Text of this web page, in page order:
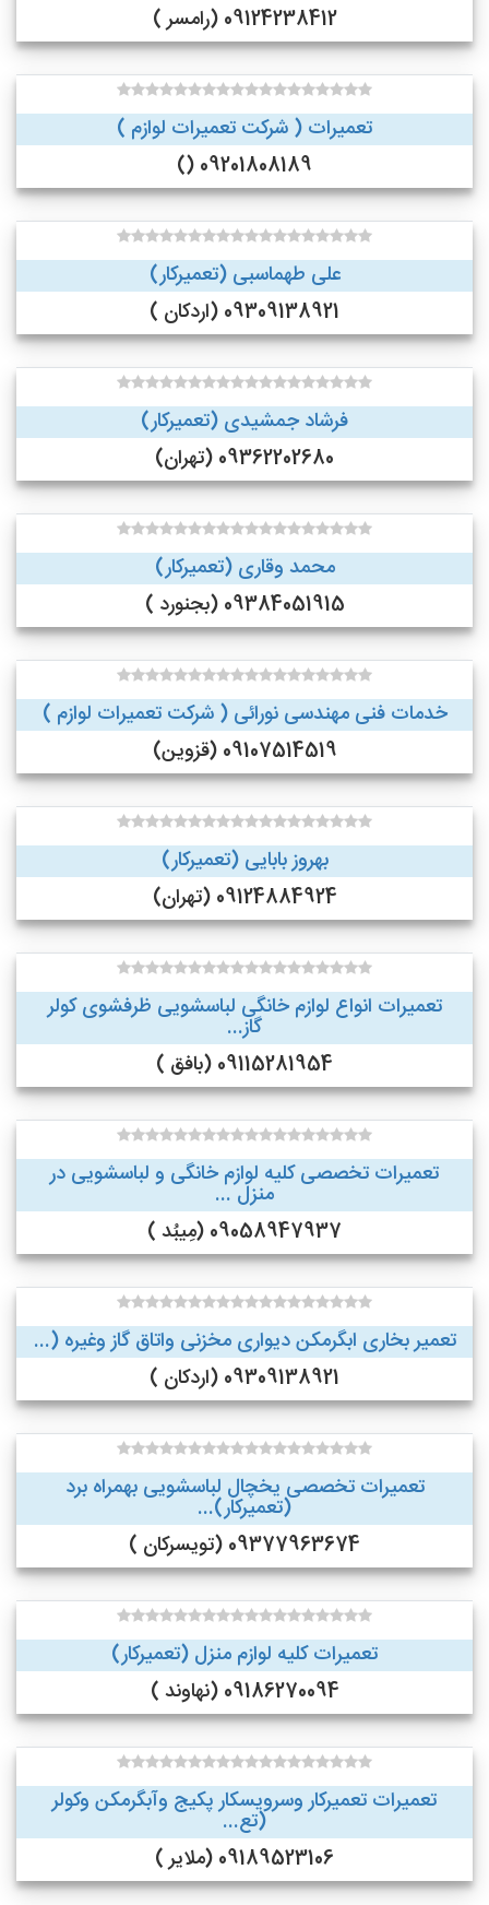
09124238412 (رامسر )
تعمیرات ( شرکت تعمیرات لوازم )
09201808189 ()
علی طهماسبی (تعمیرکار)
09309138921 (اردکان )
فرشاد جمشیدی (تعمیرکار)
09362202680 (تهران)
محمد وقاری (تعمیرکار)
09384051915 (بجنورد )
خدمات فنی مهندسی نورائی ( شرکت تعمیرات لوازم )
09107514519 (قزوین)
بهروز بابایی (تعمیرکار)
09124884924 (تهران)
تعمیرات انواع لوازم خانگی لباسشویی ظرفشوی کولر
گاز...
09115281954 (بافق )
تعمیرات تخصصی کلیه لوازم خانگی و لباسشویی در
منزل ...
09058947937 (مِیبُد )
تعمیر بخاری ابگرمکن دیواری مخزنی واتاق گاز وغیره (...
09309138921 (اردکان )
تعمیرات تخصصی یخچال لباسشویی بهمراه برد
(تعمیرکار)...
09377963674 (تویسرکان )
تعمیرات کلیه لوازم منزل (تعمیرکار)
09186270094 (نهاوند )
تعمیرات تعمیرکار وسرویسکار پکیج وآبگرمکن وکولر
(تع...
09189523106 (ملایر )